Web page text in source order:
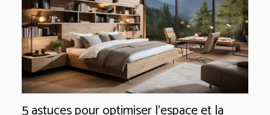
5 astuces pour optimiser l'espace et la